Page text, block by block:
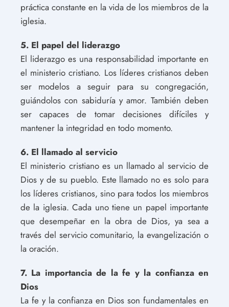
práctica constante en la vida de los miembros de la
iglesia.
5. El papel del liderazgo
El liderazgo es una responsabilidad importante en
el ministerio cristiano. Los líderes cristianos deben
ser modelos a seguir para su congregación,
guiándolos con sabiduría y amor. También deben
ser capaces de tomar decisiones difíciles y
mantener la integridad en todo momento.
6. El llamado al servicio
El ministerio cristiano es un llamado al servicio de
Dios y de su pueblo. Este llamado no es solo para
los líderes cristianos, sino para todos los miembros
de la iglesia. Cada uno tiene un papel importante
que desempeñar en la obra de Dios, ya sea a
través del servicio comunitario, la evangelización o
la oración.
7. La importancia de la fe y la confianza en
Dios
La fe y la confianza en Dios son fundamentales en